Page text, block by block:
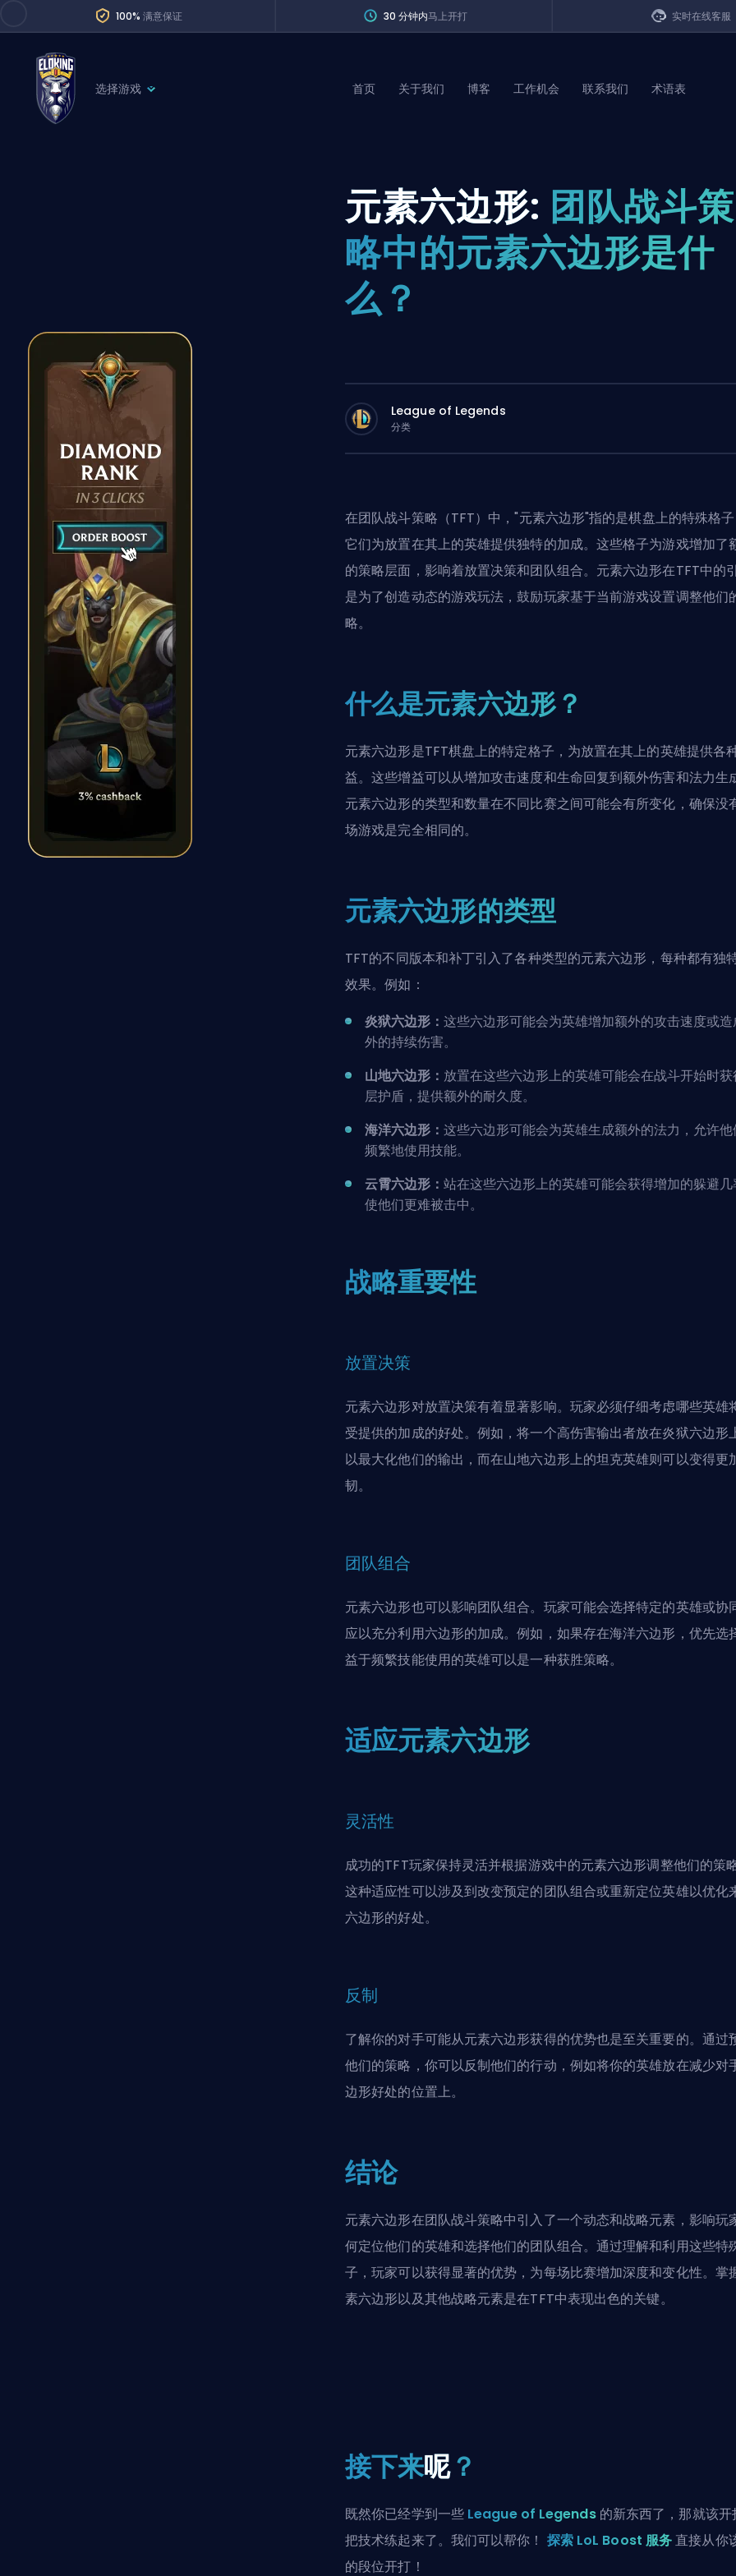
100% 满意保证 30 分钟内马上开打 实时在线客服
选择游戏
Path of Exile 2
Division Boost
Coaching
首页 关于我们 博客 工作机会 联系我们 术语表
元素六边形: 团队战斗策
略中的元素六边形是什
么？
League of Legends
分类
在团队战斗策略（TFT）中，"元素六边形"指的是棋盘上的特殊格子
它们为放置在其上的英雄提供独特的加成。这些格子为游戏增加了
的策略层面，影响着放置决策和团队组合。元素六边形在TFT中的
是为了创造动态的游戏玩法，鼓励玩家基于当前游戏设置调整他们
略。
什么是元素六边形？
元素六边形是TFT棋盘上的特定格子，为放置在其上的英雄提供各
益。这些增益可以从增加攻击速度和生命回复到额外伤害和法力生
元素六边形的类型和数量在不同比赛之间可能会有所变化，确保没
场游戏是完全相同的。
元素六边形的类型
TFT的不同版本和补丁引入了各种类型的元素六边形，每种都有独
效果。例如：
炎狱六边形： 这些六边形可能会为英雄增加额外的攻击速度或造
外的持续伤害。
山地六边形： 放置在这些六边形上的英雄可能会在战斗开始时获
层护盾，提供额外的耐久度。
海洋六边形： 这些六边形可能会为英雄生成额外的法力，允许他
频繁地使用技能。
云霄六边形： 站在这些六边形上的英雄可能会获得增加的躲避几
使他们更难被击中。
战略重要性
放置决策
元素六边形对放置决策有着显著影响。玩家必须仔细考虑哪些英雄
受提供的加成的好处。例如，将一个高伤害输出者放在炎狱六边形
以最大化他们的输出，而在山地六边形上的坦克英雄则可以变得更
韧。
团队组合
元素六边形也可以影响团队组合。玩家可能会选择特定的英雄或协
应以充分利用六边形的加成。例如，如果存在海洋六边形，优先选
益于频繁技能使用的英雄可以是一种获胜策略。
适应元素六边形
灵活性
成功的TFT玩家保持灵活并根据游戏中的元素六边形调整他们的策略
这种适应性可以涉及到改变预定的团队组合或重新定位英雄以优化
六边形的好处。
反制
了解你的对手可能从元素六边形获得的优势也是至关重要的。通过
他们的策略，你可以反制他们的行动，例如将你的英雄放在减少对
边形好处的位置上。
结论
元素六边形在团队战斗策略中引入了一个动态和战略元素，影响玩
何定位他们的英雄和选择他们的团队组合。通过理解和利用这些特
子，玩家可以获得显著的优势，为每场比赛增加深度和变化性。掌
素六边形以及其他战略元素是在TFT中表现出色的关键。
接下来呢？
既然你已经学到一些 League of Legends的新东西了，那就该开
把技术练起来了。我们可以帮你！ 探索 LoL Boost 服务直接从你
的段位开打！